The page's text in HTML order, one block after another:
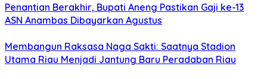
Penantian Berakhir, Bupati Aneng Pastikan Gaji ke-13
ASN Anambas Dibayarkan Agustus
Membangun Raksasa Naga Sakti: Saatnya Stadion
Utama Riau Menjadi Jantung Baru Peradaban Riau